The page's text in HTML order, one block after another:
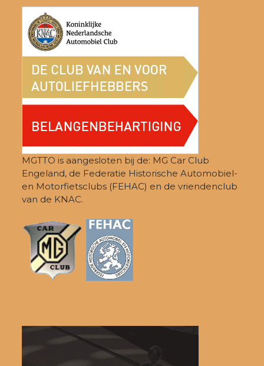
MGTTO is aangesloten bij de: MG Car Club
Engeland, de Federatie Historische Automobiel-
en Motorfietsclubs (FEHAC) en de vriendenclub
van de KNAC.